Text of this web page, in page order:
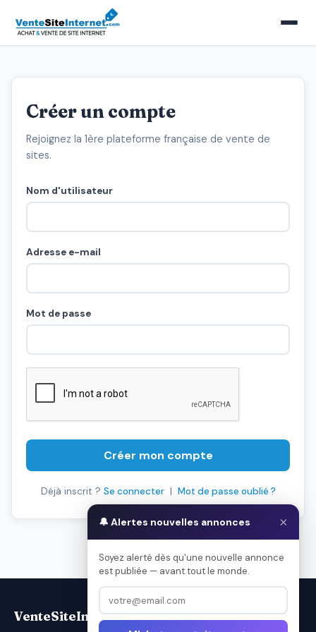
Créer un compte
Rejoignez la 1ère plateforme française de vente de
sites.
Nom d'utilisateur
Adresse e-mail
Mot de passe
Créer mon compte
Déjà inscrit ? Se connecter| Mot de passe oublié ?
🔔 Alertes nouvelles annonces ×
Soyez alerté dès qu'une nouvelle annonce
est publiée — avant tout le monde.
VenteSiteInternet.com